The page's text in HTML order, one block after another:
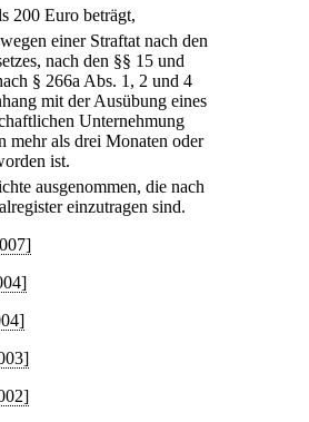
200 Euro beträgt,
einer Straftat nach den
nach den §§ 15 und
§ 266a Abs. 1, 2 und 4
mit der Ausübung eines
Unternehmung
mehr als drei Monaten oder
ist.
ausgenommen, die nach
einzutragen sind.